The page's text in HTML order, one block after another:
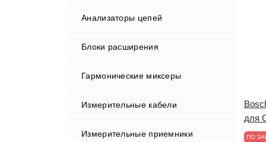
Rohde&Schwarz
Tektronix
АКИП
Анализаторы цепей
Rohde&Schwarz
АКИП
Блоки расширения
Гармонические миксеры
Измерительные кабели
Измерительные приемники
для
ПО